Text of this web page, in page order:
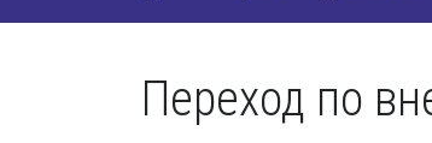
Переход по